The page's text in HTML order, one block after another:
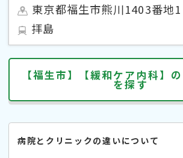
東京都福生市熊川1403番地1
拝島
【福生市】【緩和ケア内科】
を探す
病院とクリニックの違いについて